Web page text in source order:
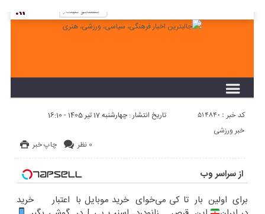
برويد و منوي خود را ايجاد كنيد!
کد خبر : 514840 تاریخ انتشار : چهارشنبه 17 تیر 1405 - 16:10
چاپ خبر 0 نظر
خبر ورزشی
از سراسر وب
برای اولین بار تا کی می‌خوای خرید موبایل با اعتبار خرید